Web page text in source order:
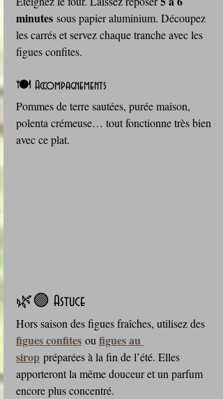
minutes sous papier aluminium. Découpez
les carrés et servez chaque tranche avec les
figues confites.
🍽️ Accompagnements
Pommes de terre sautées, purée maison,
polenta crémeuse… tout fonctionne très bien
avec ce plat.
🌿🟣 Astuce
Hors saison des figues fraîches, utilisez des
figues confites ou figues au
sirop préparées à la fin de l’été. Elles
apporteront la même douceur et un parfum
encore plus concentré.